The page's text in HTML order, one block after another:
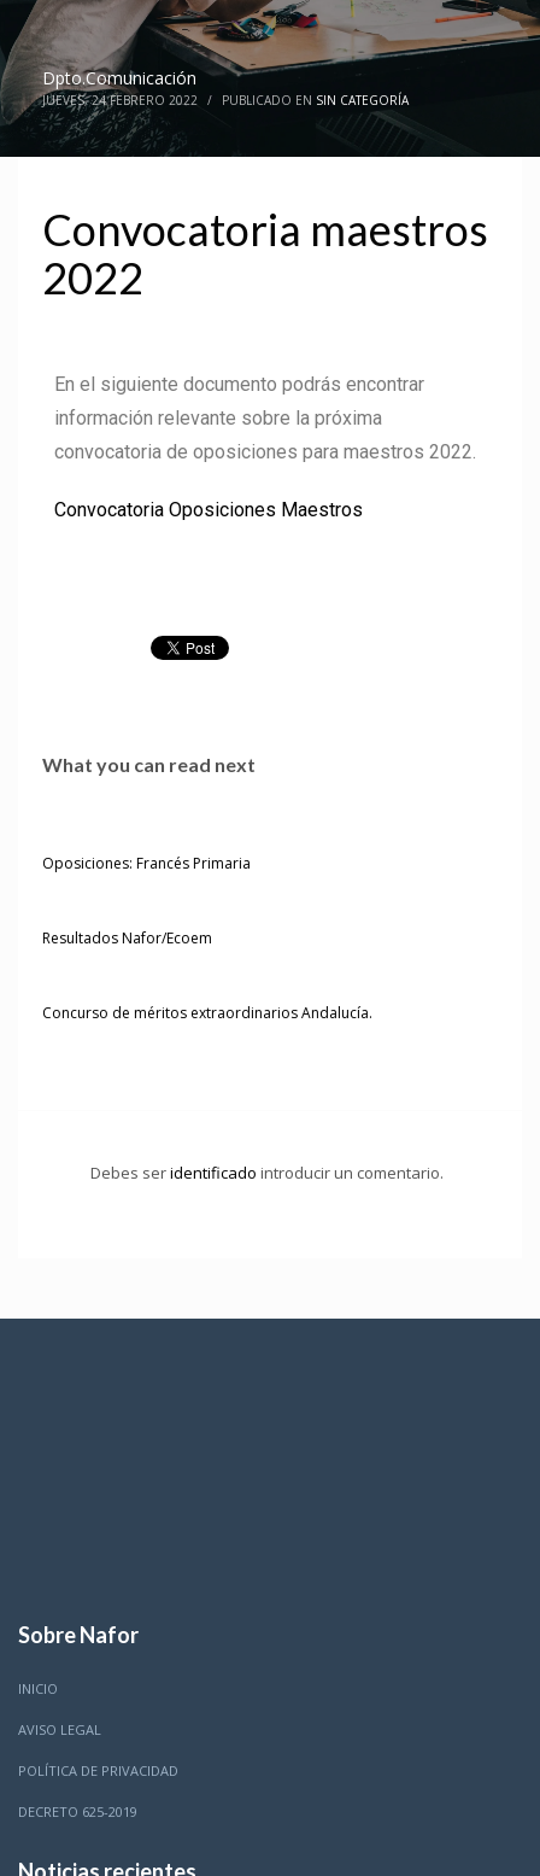
Dpto.Comunicación
JUEVES, 24 FEBRERO 2022 / PUBLICADO EN SIN CATEGORÍA
Convocatoria maestros
2022
En el siguiente documento podrás encontrar
información relevante sobre la próxima
convocatoria de oposiciones para maestros 2022.
Convocatoria Oposiciones Maestros
What you can read next
Oposiciones: Francés Primaria
Resultados Nafor/Ecoem
Concurso de méritos extraordinarios Andalucía.
Debes seridentificado introducir un comentario.
Sobre Nafor
INICIO
AVISO LEGAL
POLÍTICA DE PRIVACIDAD
DECRETO 625-2019